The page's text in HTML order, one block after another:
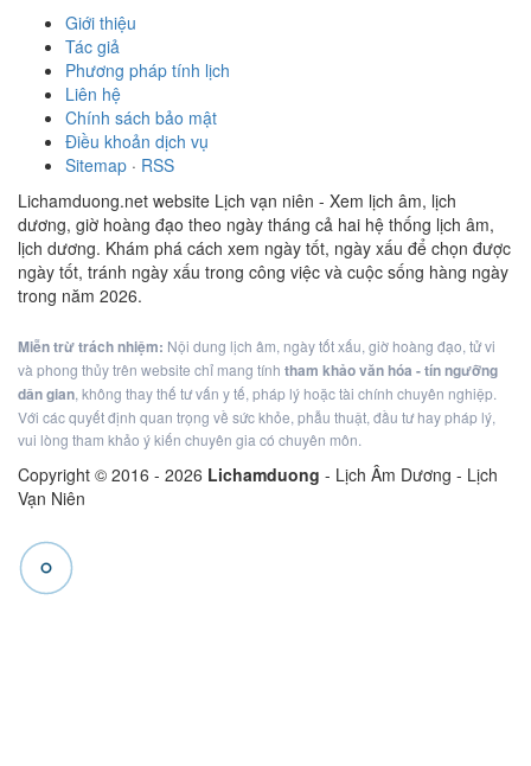
Giới thiệu
Tác giả
Phương pháp tính lịch
Liên hệ
Chính sách bảo mật
Điều khoản dịch vụ
Sitemap · RSS
Lichamduong.net website Lịch vạn niên - Xem lịch âm, lịch
dương, giờ hoàng đạo theo ngày tháng cả hai hệ thống lịch âm,
lịch dương. Khám phá cách xem ngày tốt, ngày xấu để chọn được
ngày tốt, tránh ngày xấu trong công việc và cuộc sống hàng ngày
trong năm 2026.
Miễn trừ trách nhiệm: Nội dung lịch âm, ngày tốt xấu, giờ hoàng đạo, tử vi
và phong thủy trên website chỉ mang tính tham khảo văn hóa - tín ngưỡng
dân gian, không thay thế tư vấn y tế, pháp lý hoặc tài chính chuyên nghiệp.
Với các quyết định quan trọng về sức khỏe, phẫu thuật, đầu tư hay pháp lý,
vui lòng tham khảo ý kiến chuyên gia có chuyên môn.
Copyright © 2016 - 2026 Lichamduong - Lịch Âm Dương - Lịch
Vạn Niên